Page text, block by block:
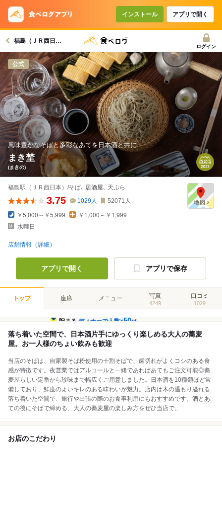
インストール アプリで開く
福島（ＪＲ西日本）駅グルメへ
ログイン
公式
風味豊かなそばと多彩なあてを日本酒と共に
まき埜
(まきの)
福島駅（ＪＲ西日本）/そば､ 居酒屋､ 天ぷら
3.75 1029人 52071 人
￥5,000～￥5,999
￥1,000～￥1,999
水曜日
店舗情報（詳細）
アプリで開く アプリで保存
トップ 座席 メニュー 写真
4249
口コミ
1029
貯まるディナーで人数×50pt
落ち着いた空間で、日本酒片手にゆっくり楽しめる大人の蕎麦
屋。お一人様のちょい飲みも歓迎
当店のそばは、自家製そば粉使用の十割そばで、歯切れがよくコシのある食
感が特徴です。夜営業ではアルコールと一緒であればあてもご注文可能◎蕎
麦屋らしい定番から珍味まで幅広くご用意しました。日本酒を10種類ほど常
備しており、鮮度のよいキレのある味わいが魅力。店内は木の温もり溢れる
落ち着いた空間で、旅行や出張の際のお食事利用にもおすすめです。酒とあ
ての後にそばで締める、大人の蕎麦屋の楽しみ方をぜひ当店で。
お店のこだわり